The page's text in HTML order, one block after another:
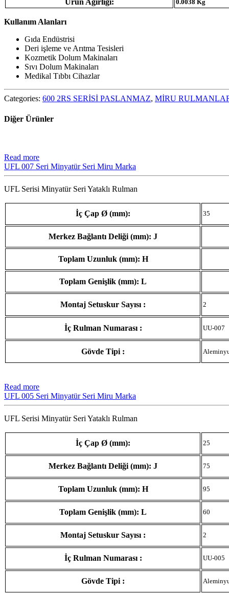
Ürün Ağırlığı: 0.0038 Kg
Kullanım Alanları
Gıda Endüstrisi
Deri işleme ve Arıtma Tesisleri
Kozmetik Dolum Makinaları
Sıvı Dolum Makinaları
Medikal Tıbbı Cihazlar
Categories: 600 2RS SERİSİ PASLANMAZ, MİRU
Diğer Ürünler
Read more
UFL 007 Seri Minyatür Seri Miru Marka
UFL Serisi Minyatür Seri Yataklı Rulman
İç Çap Ø (mm): 35
Merkez Bağlantı Deliği (mm): J
Toplam Uzunluk (mm): H
Toplam Genişlik (mm): L
Montaj Setuskur Sayısı : 2
İç Rulman Numarası : UU-007
Gövde Tipi :
Read more
UFL 005 Seri Minyatür Seri Miru Marka
UFL Serisi Minyatür Seri Yataklı Rulman
İç Çap Ø (mm): 25
Merkez Bağlantı Deliği (mm): J 75
Toplam Uzunluk (mm): H 95
Toplam Genişlik (mm): L 60
Montaj Setuskur Sayısı : 2
İç Rulman Numarası : UU-005
Gövde Tipi :